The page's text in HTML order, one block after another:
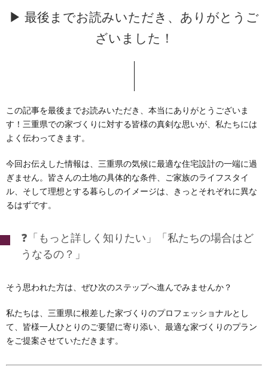
▶ 最後までお読みいただき、ありがとうご
ざいました！
この記事を最後までお読みいただき、本当にありがとうございま
す！三重県での家づくりに対する皆様の真剣な思いが、私たちには
よく伝わってきます。
今回お伝えした情報は、三重県の気候に最適な住宅設計の一端に過
ぎません。皆さんの土地の具体的な条件、ご家族のライフスタイ
ル、そして理想とする暮らしのイメージは、きっとそれぞれに異な
るはずです。
❓「もっと詳しく知りたい」「私たちの場合はど
うなるの？」
そう思われた方は、ぜひ次のステップへ進んでみませんか？
私たちは、三重県に根差した家づくりのプロフェッショナルとし
て、皆様一人ひとりのご要望に寄り添い、最適な家づくりのプラン
をご提案させていただきます。